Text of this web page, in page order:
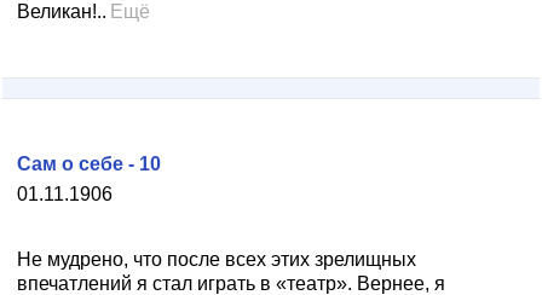
Великан!.. Ещё
01.11.1906
Сам о себе - 10
Не мудрено, что после всех этих зрелищных
впечатлений я стал играть в «театр». Вернее, я